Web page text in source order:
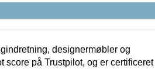
designermøbler og
score på Trustpilot, og er certificeret